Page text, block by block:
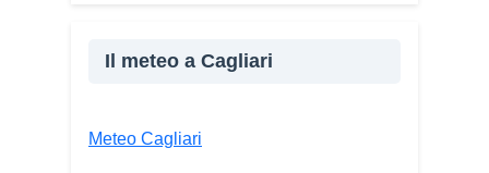
E-mail Stampa
Il meteo a Cagliari
Meteo Cagliari